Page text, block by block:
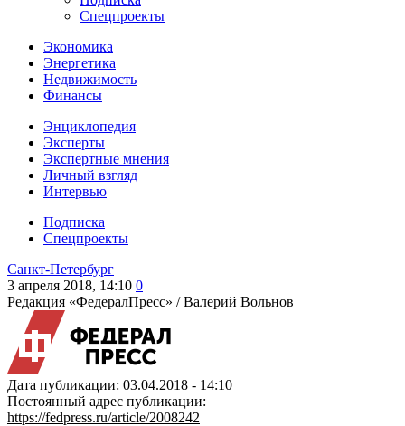
Спецпроекты
Экономика
Энергетика
Недвижимость
Финансы
Энциклопедия
Эксперты
Экспертные мнения
Личный взгляд
Интервью
Подписка
Спецпроекты
Санкт-Петербург
3 апреля 2018, 14:10 0
Редакция «ФедералПресс» /Валерий Вольнов
Дата публикации: 03.04.2018 - 14:10
Постоянный адрес публикации:
https://fedpress.ru/article/2008242